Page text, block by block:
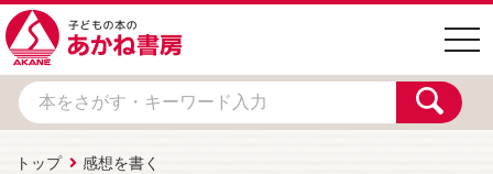
トップ 感想を書く